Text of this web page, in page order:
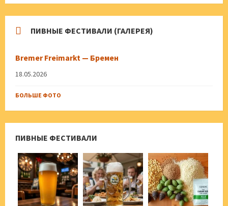
ПИВНЫЕ ФЕСТИВАЛИ (ГАЛЕРЕЯ)
Bremer Freimarkt — Бремен
18.05.2026
БОЛЬШЕ ФОТО
ПИВНЫЕ ФЕСТИВАЛИ